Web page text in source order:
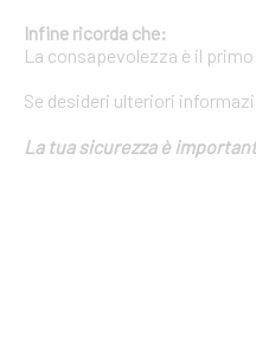
Infine ricorda che:
La consapevolezza è il
Se desideri ulteriori
La tua sicurezza è